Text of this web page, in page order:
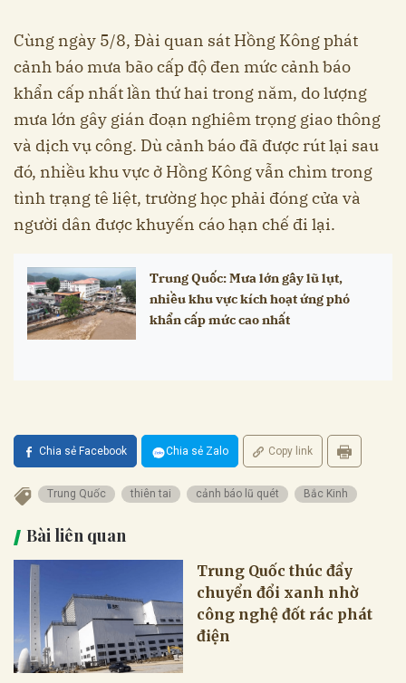
Cùng ngày 5/8, Đài quan sát Hồng Kông phát
cảnh báo mưa bão cấp độ đen mức cảnh báo
khẩn cấp nhất lần thứ hai trong năm, do lượng
mưa lớn gây gián đoạn nghiêm trọng giao thông
và dịch vụ công. Dù cảnh báo đã được rút lại sau
đó, nhiều khu vực ở Hồng Kông vẫn chìm trong
tình trạng tê liệt, trường học phải đóng cửa và
người dân được khuyến cáo hạn chế đi lại.
Trung Quốc: Mưa lớn gây lũ lụt,
nhiều khu vực kích hoạt ứng phó
khẩn cấp mức cao nhất
Chia sẻ Facebook Chia sẻ Zalo Copy link
Trung Quốc thiên tai cảnh báo lũ quét Bắc Kinh
Bài liên quan
Trung Quốc thúc đẩy
chuyển đổi xanh nhờ
công nghệ đốt rác phát
điện